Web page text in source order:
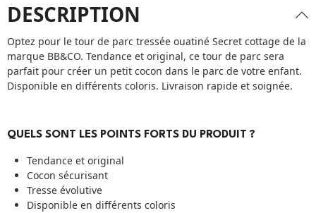
DESCRIPTION
Optez pour le tour de parc tressée ouatiné Secret cottage de la
marque BB&CO. Tendance et original, ce tour de parc sera
parfait pour créer un petit cocon dans le parc de votre enfant.
Disponible en différents coloris. Livraison rapide et soignée.
QUELS SONT LES POINTS FORTS DU PRODUIT ?
Tendance et original
Cocon sécurisant
Tresse évolutive
Disponible en différents coloris